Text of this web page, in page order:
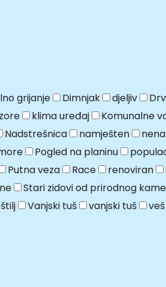
grijanje Dimnjak djeljiv
klima uređaj Komunalne
Nadstrešnica namješten
Pogled na planinu
Putna veza Race renoviran
Stari zidovi od prirodnog
Vanjski tuš vanjski tuš